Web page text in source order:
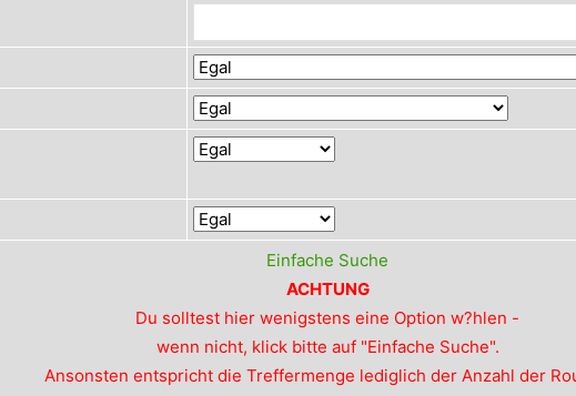
Einfache Suche
ACHTUNG
Du solltest hier wenigstens eine Option w?hlen -
wenn nicht, klick bitte auf "Einfache Suche".
Ansonsten entspricht die Treffermenge lediglich der Anzahl der